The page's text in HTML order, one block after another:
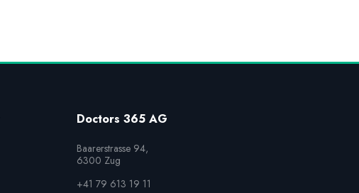
Doctors 365 AG
Baarerstrasse 94,
6300 Zug
+41 79 613 19 11